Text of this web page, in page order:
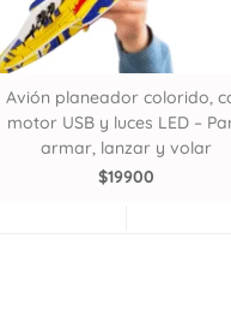
Avión planeador colorido,
motor USB y luces LED –
armar, lanzar y volar
$19900